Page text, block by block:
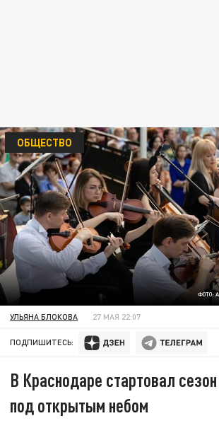
ФОТО:
ОБЩЕСТВО
УЛЬЯНА БЛОКОВА 27 МАЯ 22:07
ПОДПИШИТЕСЬ:
В Краснодаре стартовал
под открытым небом